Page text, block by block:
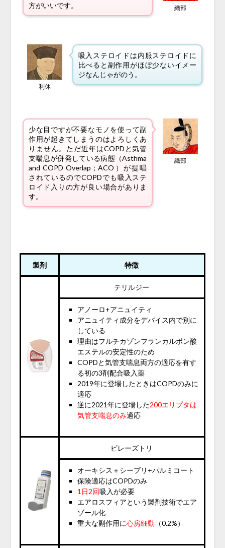
方がいいです。 織部
利休
吸入ステロイドは内服ステロイドに
比べると副作用がほぼ少ないイメー
ジなんじゃがのう。
少な目ですが不要なモノを使って副
作用が起きてしまうのはよろしくあ
りません。ただ近年はCOPDと気管
支喘息が併発している病態（Asthma
and COPD Overlap；ACO）が提唱
されているのでCOPDでも吸入ステ
ロイド入りの方が良い場合がありま
す。
織部
製剤 特徴
テリルジー
アノーロ+アニュイティ
アニュイティ成分をデバイス内で別に
している
理由はフルチカゾンフランカルボン酸
エステルの安定性のため
COPDと気管支喘息両方の適応を有す
る初の3剤配合吸入薬
2019年に登場したときはCOPDのみに
適応
逆に2021年に登場した200エリプタは
気管支喘息のみ適応
ビレーズトリ
オーキシス＋シーブリ+パルミコート
保険適応はCOPDのみ
1日2回吸入が必要
エアロスフィアという製剤技術でエア
ゾール化
重大な副作用に心房細動 （0.2%）